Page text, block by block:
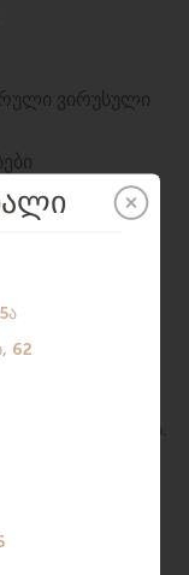
ვირუსული
უთმობს
და
მშობლებისთვის.
ინფექციური
სისტემა
სუსტდება